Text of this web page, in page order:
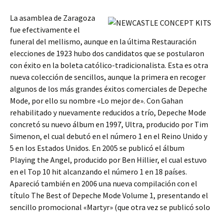
La asamblea de Zaragoza
fue efectivamente el
funeral del mellismo, aunque en la última Restauración
elecciones de 1923 hubo dos candidatos que se postularon
con éxito en la boleta católico-tradicionalista. Esta es otra
nueva colección de sencillos, aunque la primera en recoger
algunos de los más grandes éxitos comerciales de Depeche
Mode, por ello su nombre «Lo mejor de». Con Gahan
rehabilitado y nuevamente reducidos a trío, Depeche Mode
concretó su nuevo álbum en 1997, Ultra, producido por Tim
Simenon, el cual debutó en el número 1 en el Reino Unido y
5 en los Estados Unidos. En 2005 se publicó el álbum
Playing the Angel, producido por Ben Hillier, el cual estuvo
en el Top 10 hit alcanzando el número 1 en 18 países.
Apareció también en 2006 una nueva compilación con el
título The Best of Depeche Mode Volume 1, presentando el
sencillo promocional «Martyr» (que otra vez se publicó solo